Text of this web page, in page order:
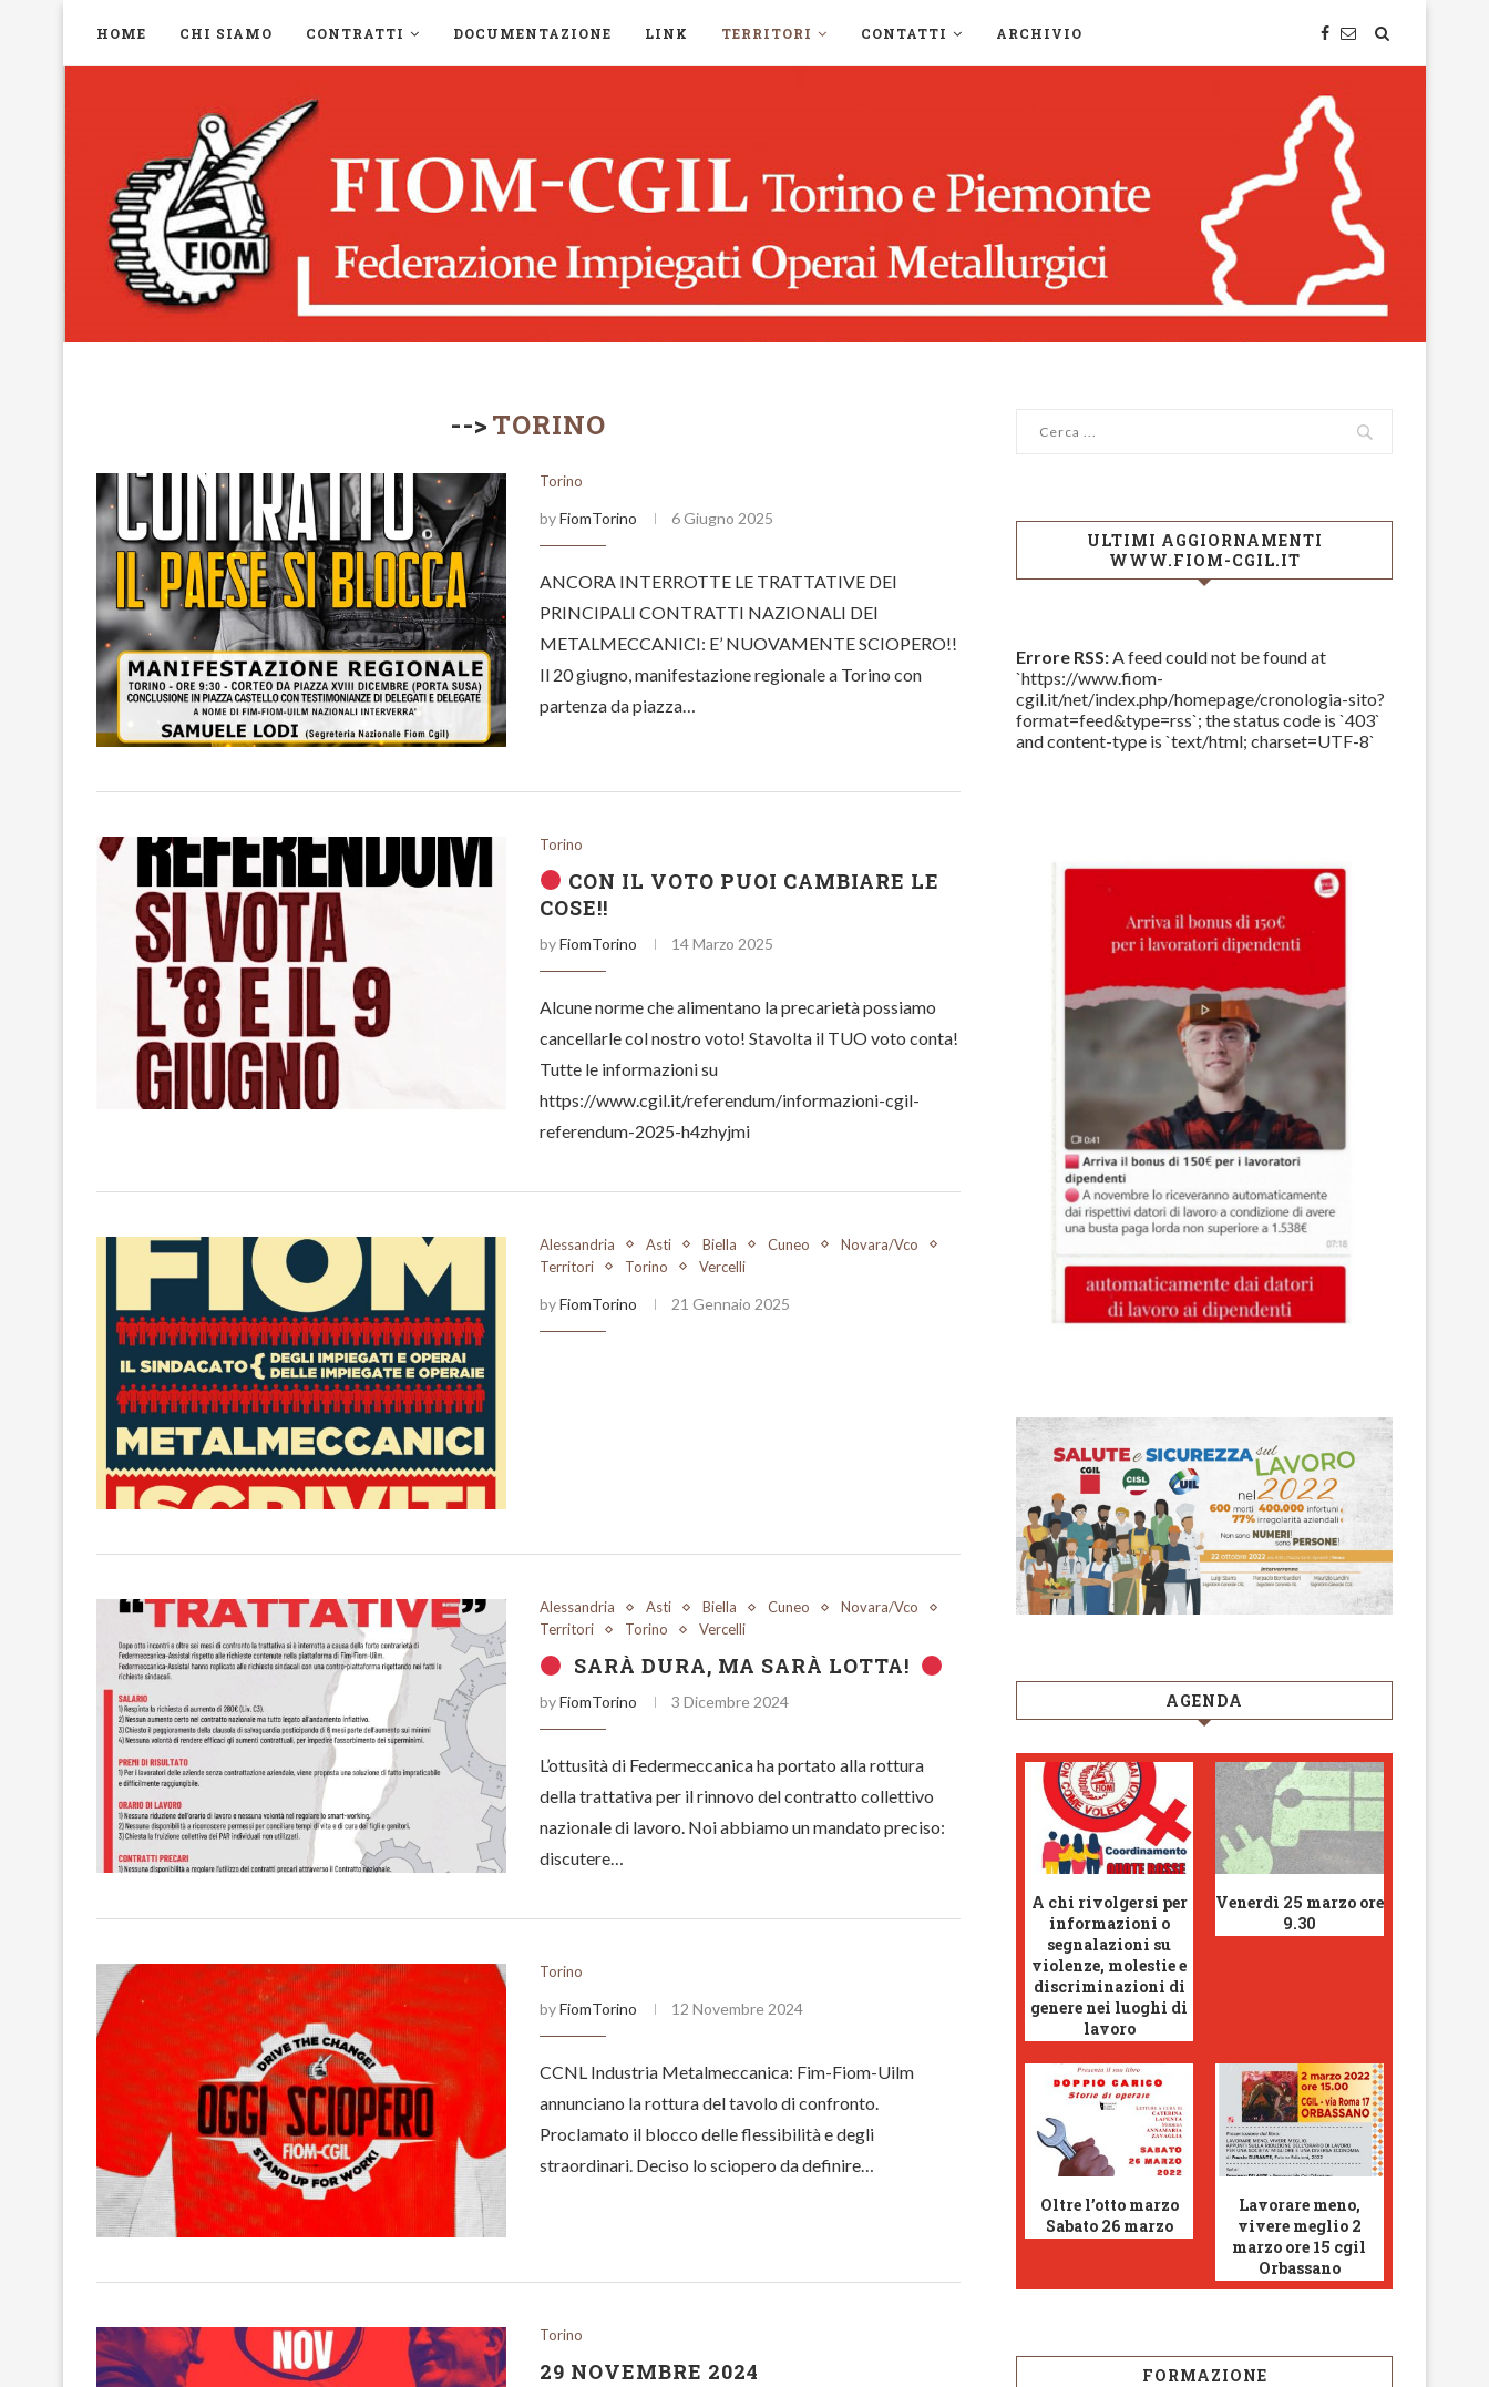
HOME CHI SIAMO CONTRATTI DOCUMENTAZIONE LINK TERRITORI CONTATTI ARCHIVIO
-->TORINO
Torino
byFiomTorino 6 Giugno 2025
ANCORA INTERROTTE LE TRATTATIVE DEI
PRINCIPALI CONTRATTI NAZIONALI DEI
METALMECCANICI: E’ NUOVAMENTE SCIOPERO!!
Il 20 giugno, manifestazione regionale a Torino con
partenza da piazza…
Torino
CON IL VOTO PUOI CAMBIARE LE
COSE!!
byFiomTorino 14 Marzo 2025
Alcune norme che alimentano la precarietà possiamo
cancellarle col nostro voto! Stavolta il TUO voto conta!
Tutte le informazioni su
https://www.cgil.it/referendum/informazioni-cgil-
referendum-2025-h4zhyjmi
Alessandria Asti Biella Cuneo
Novara/Vco
Territori
Torino Vercelli
byFiomTorino 21 Gennaio 2025
Alessandria Asti Biella Cuneo
Novara/Vco
Territori
Torino Vercelli
SARÀ DURA, MA SARÀ LOTTA!
byFiomTorino 3 Dicembre 2024
L’ottusità di Federmeccanica ha portato alla rottura
della trattativa per il rinnovo del contratto collettivo
nazionale di lavoro. Noi abbiamo un mandato preciso:
discutere…
Torino
byFiomTorino 12 Novembre 2024
CCNL Industria Metalmeccanica: Fim-Fiom-Uilm
annunciano la rottura del tavolo di confronto.
Proclamato il blocco delle flessibilità e degli
straordinari. Deciso lo sciopero da definire…
Torino
29 NOVEMBRE 2024
ULTIMI AGGIORNAMENTI
WWW.FIOM-CGIL.IT
Errore RSS:A feed could not be found at
`https://www.fiom-
cgil.it/net/index.php/homepage/cronologia-sito?
format=feed&type=rss`; the status code is `403`
and content-type is `text/html; charset=UTF-8`
AGENDA
A chi rivolgersi per
informazioni o
segnalazioni su
violenze, molestie e
discriminazioni di
genere nei luoghi di
lavoro
Venerdì 25 marzo ore
9.30
Oltre l’otto marzo
Sabato 26 marzo
Lavorare meno,
vivere meglio 2
marzo ore 15 cgil
Orbassano
FORMAZIONE